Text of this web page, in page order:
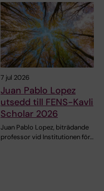
7 jul 2026
Juan Pablo Lopez
utsedd till FENS-Kavli
Scholar 2026
Juan Pablo Lopez, biträdande
professor vid Institutionen för…